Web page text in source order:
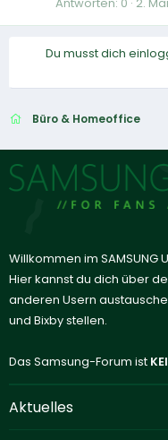
Du musst dich
Büro & Homeoffice
Willkommen im SAMSUNG
Hier kannst du dich über
anderen Usern
und Bixby stellen.
Das Samsung-Forum ist
Aktuelles